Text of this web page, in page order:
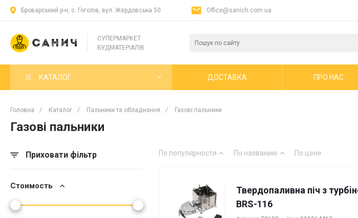
Броварський р-н, с. Гоголів, вул. Жердовська 50 Office@sanich.com.ua
СУПЕРМАРКЕТ
БУДМАТЕРІАЛІВ
КАТАЛОГ ДОСТАВКА ПРО НАС
Головна / Каталог / Пальники та обладнання / Газові пальники
Газові пальники
Приховати фільтр
Стоимость
По популярности По названию По цене
Твердопаливна піч з
BRS-116